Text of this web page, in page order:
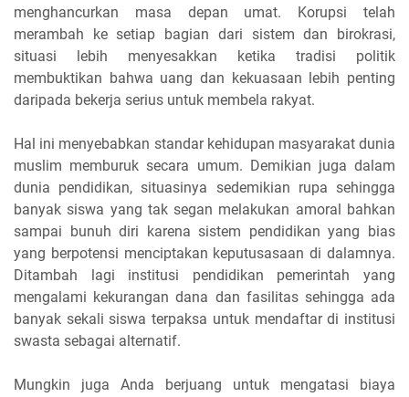
menghancurkan masa depan umat. Korupsi telah
merambah ke setiap bagian dari sistem dan birokrasi,
situasi lebih menyesakkan ketika tradisi politik
membuktikan bahwa uang dan kekuasaan lebih penting
daripada bekerja serius untuk membela rakyat.
Hal ini menyebabkan standar kehidupan masyarakat dunia
muslim memburuk secara umum. Demikian juga dalam
dunia pendidikan, situasinya sedemikian rupa sehingga
banyak siswa yang tak segan melakukan amoral bahkan
sampai bunuh diri karena sistem pendidikan yang bias
yang berpotensi menciptakan keputusasaan di dalamnya.
Ditambah lagi institusi pendidikan pemerintah yang
mengalami kekurangan dana dan fasilitas sehingga ada
banyak sekali siswa terpaksa untuk mendaftar di institusi
swasta sebagai alternatif.
Mungkin juga Anda berjuang untuk mengatasi biaya